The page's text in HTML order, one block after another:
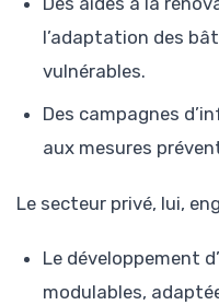
l’adaptation des
vulnérables.
Des campagnes
aux mesures
Le secteur privé, lui,
Le développement
modulables,